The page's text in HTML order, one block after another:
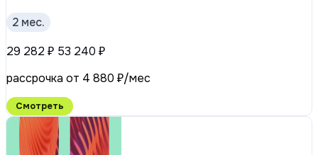
2 мес.
29 282 ₽ 53 240 ₽
рассрочка от 4 880 ₽/мес
Смотреть